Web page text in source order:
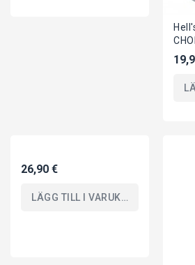
26,90 €
LÄGG TILL I VARUKORGEN